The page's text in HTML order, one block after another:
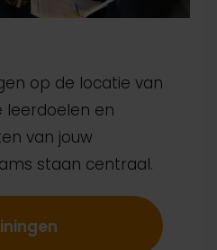
op de locatie van
leerdoelen en
van jouw
staan centraal.